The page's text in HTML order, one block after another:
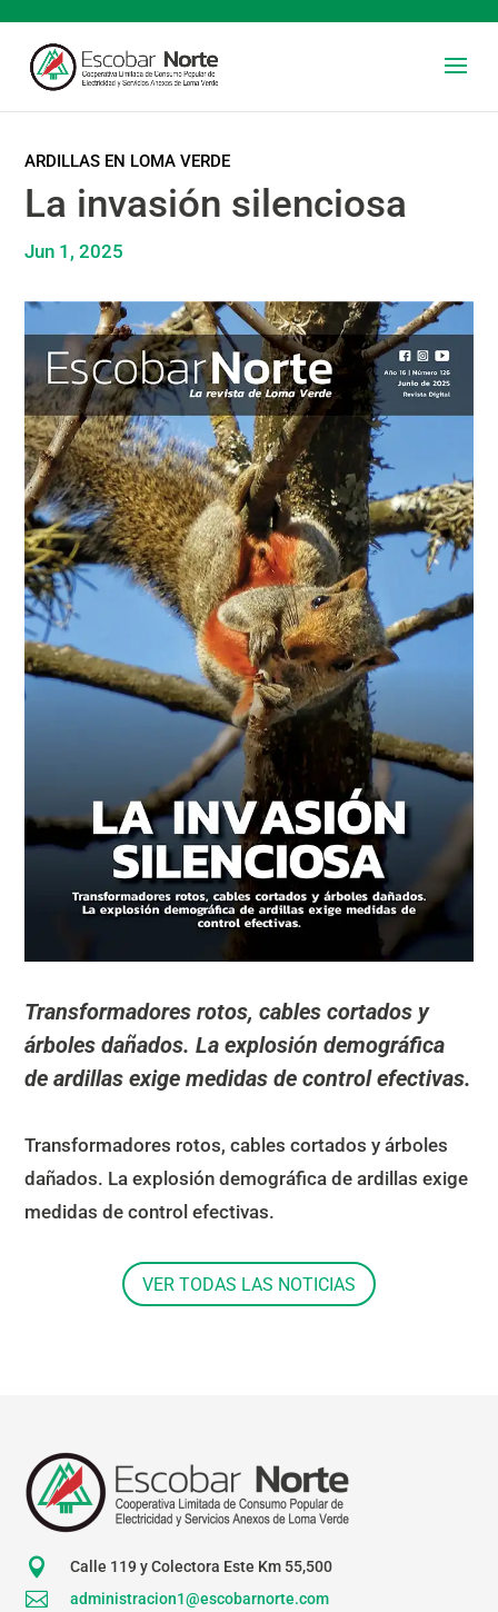
ARDILLAS EN LOMA VERDE
La invasión silenciosa
Jun 1, 2025
Transformadores rotos, cables cortados y
árboles dañados. La explosión demográfica
de ardillas exige medidas de control efectivas.
Transformadores rotos, cables cortados y árboles
dañados. La explosión demográfica de ardillas exige
medidas de control efectivas.
VER TODAS LAS NOTICIAS
 Calle 119 y Colectora Este Km 55,500
 administracion1@escobarnorte.com